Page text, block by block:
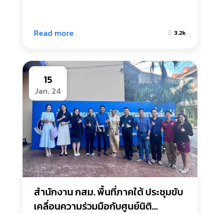
Read more 3.2k
15
Jan. 24
สำนักงาน กสม. พื้นที่ภาคใต้ ประชุมขับ
เคลื่อนความร่วมมือกับศูนย์นิติ